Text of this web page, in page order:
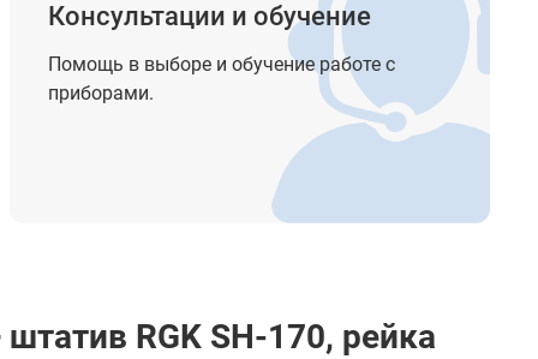
Консультации и обучение
Помощь в выборе и обучение работе с
приборами.
RGK SH-170, рейка